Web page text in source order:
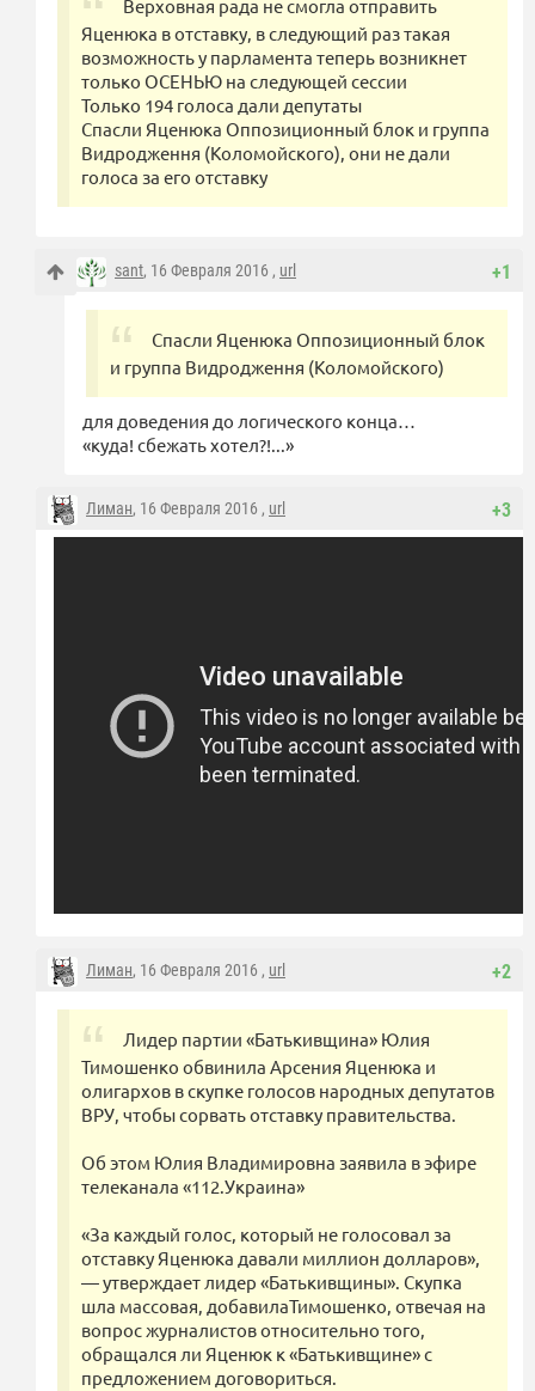
Верховная рада не смогла отправить
Яценюка в отставку, в следующий раз такая
возможность у парламента теперь возникнет
только ОСЕНЬЮ на следующей сессии
Только 194 голоса дали депутаты
Спасли Яценюка Оппозиционный блок и группа
Видродження (Коломойского), они не дали
голоса за его отставку
+1
sant, 16 Февраля 2016 , url
Спасли Яценюка Оппозиционный блок
и группа Видродження (Коломойского)
для доведения до логического конца…
«куда! сбежать хотел?!...»
+3
Лиман, 16 Февраля 2016 , url
+2
Лиман, 16 Февраля 2016 , url
Лидер партии «Батькивщина» Юлия
Тимошенко обвинила Арсения Яценюка и
олигархов в скупке голосов народных депутатов
ВРУ, чтобы сорвать отставку правительства.
Об этом Юлия Владимировна заявила в эфире
телеканала «112.Украина»
«За каждый голос, который не голосовал за
отставку Яценюка давали миллион долларов»,
— утверждает лидер «Батькивщины». Скупка
шла массовая, добавилаТимошенко, отвечая на
вопрос журналистов относительно того,
обращался ли Яценюк к «Батькивщине» с
предложением договориться.